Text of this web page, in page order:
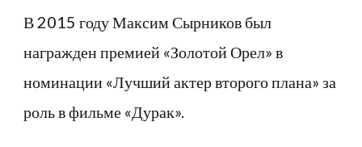
В 2015 году Максим Сырников был
награжден премией «Золотой Орел» в
номинации «Лучший актер второго плана» за
роль в фильме «Дурак».